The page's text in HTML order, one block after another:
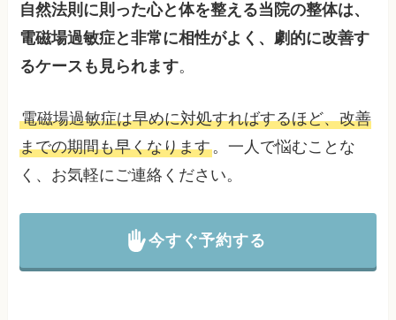
自然法則に則った心と体を整える当院の整体は、
電磁場過敏症と非常に相性がよく、劇的に改善す
るケースも見られます。
電磁場過敏症は早めに対処すればするほど、改善
までの期間も早くなります。一人で悩むことな
く、お気軽にご連絡ください。
今すぐ予約する